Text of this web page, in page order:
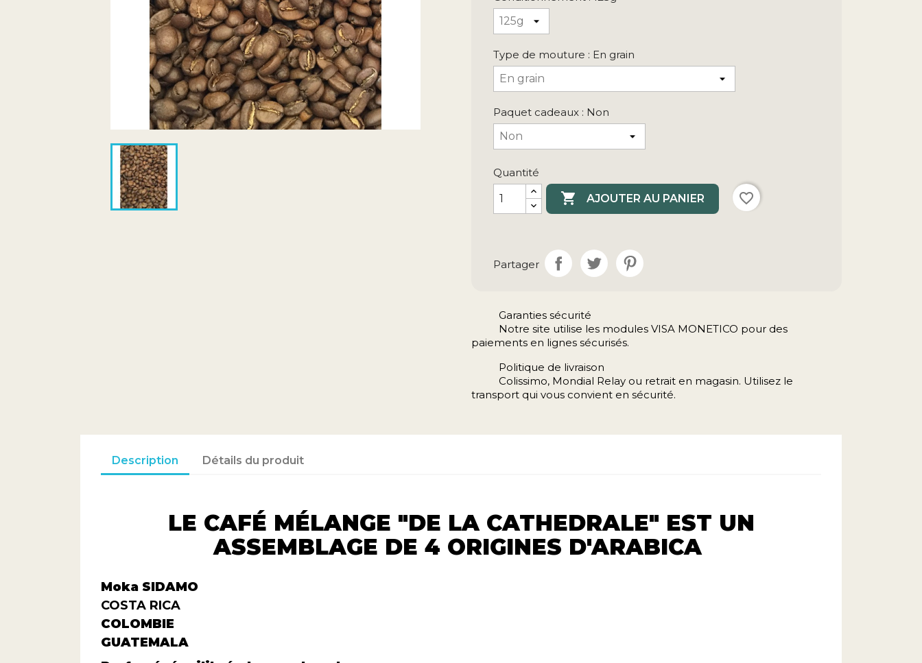
Type de mouture : En grain
Paquet cadeaux : Non
Quantité
 AJOUTER AU PANIER favorite_border
Partager
Garanties sécurité
Notre site utilise les modules VISA MONETICO pour des
paiements en lignes sécurisés.
Politique de livraison
Colissimo, Mondial Relay ou retrait en magasin. Utilisez le
transport qui vous convient en sécurité.
Description Détails du produit
LE CAFÉ MÉLANGE "DE LA CATHEDRALE" EST UN
ASSEMBLAGE DE 4 ORIGINES D'ARABICA
Moka SIDAMO
COSTA RICA
COLOMBIE
GUATEMALA